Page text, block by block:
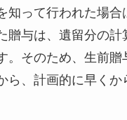
知って行われた場合
贈与は、遺留分の計
。そのため、生前贈
ら、計画的に早くか